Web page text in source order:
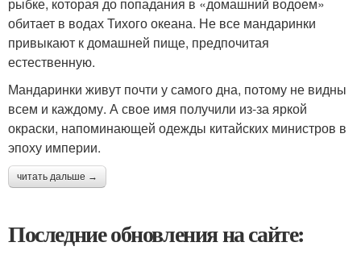
рыбке, которая до попадания в «домашний водоем»
обитает в водах Тихого океана. Не все мандаринки
привыкают к домашней пище, предпочитая
естественную.
Мандаринки живут почти у самого дна, потому не видны
всем и каждому. А свое имя получили из-за яркой
окраски, напоминающей одежды китайских министров в
эпоху империи.
читать дальше →
Последние обновления на сайте: